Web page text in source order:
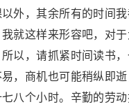
外，其余所有的时间
就这样来形容吧，对
以，请抓紧时间读书
，商机也可能稍纵即
八个小时。辛勤的劳